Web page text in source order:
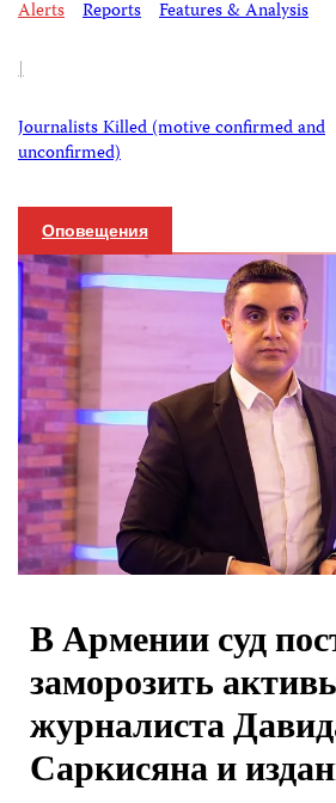
Alerts Reports Features & Analysis
|
Journalists Killed (motive confirmed and
unconfirmed)
Оповещения
В Армении суд
заморозить
журналиста
Саркисяна и